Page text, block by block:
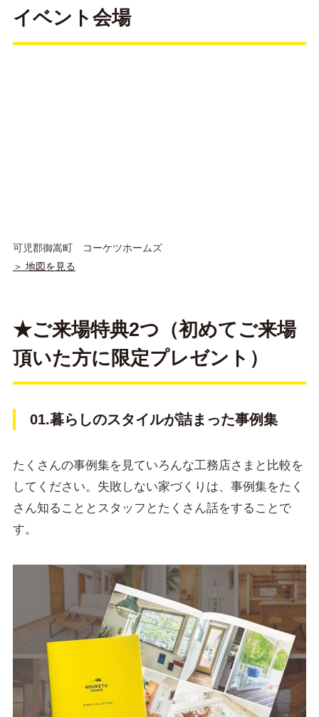
イベント会場
可児郡御嵩町 コーケツホームズ
＞ 地図を見る
★ご来場特典2つ（初めてご来場
頂いた方に限定プレゼント）
01.暮らしのスタイルが詰まった事例集
たくさんの事例集を見ていろんな工務店さまと比較を
してください。失敗しない家づくりは、事例集をたく
さん知ることとスタッフとたくさん話をすることで
す。